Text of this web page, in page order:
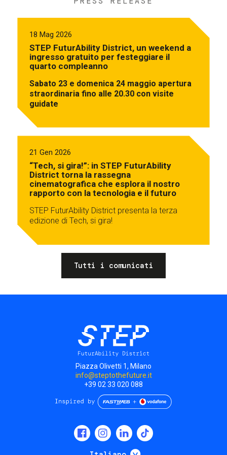
18 Mag 2026
STEP FuturAbility District, un weekend a
ingresso gratuito per festeggiare il
quarto compleanno
Sabato 23 e domenica 24 maggio apertura
straordinaria fino alle 20.30 con visite
guidate
21 Gen 2026
“Tech, si gira!”: in STEP FuturAbility
District torna la rassegna
cinematografica che esplora il nostro
rapporto con la tecnologia e il futuro
STEP FuturAbility District presenta la terza
edizione di Tech, si gira!
Tutti i comunicati
Piazza Olivetti 1, Milano
info@steptothefuture.it
+39 02 33 020 088
Mostra ulteriori